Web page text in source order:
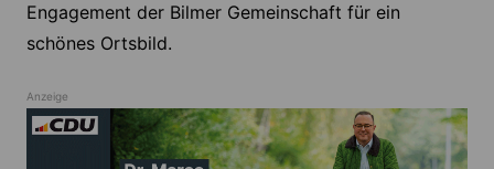
Engagement der Bilmer Gemeinschaft für ein
schönes Ortsbild.
Anzeige